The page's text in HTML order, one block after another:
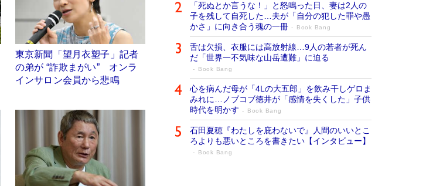
東京新聞「望月衣塑子」記者
の弟が “詐欺まがい” オンラ
インサロン会員から悲鳴
「死ぬとか言うな！」と怒鳴った日、妻は2人の
子を残して自死した…夫が「自分の犯した罪や愚
かさ」に向き合う魂の一冊
Book Bang
舌は欠損、衣服には高放射線…9人の若者が死ん
だ「世界一不気味な山岳遭難」に迫る
Book Bang
心を病んだ母が「4Lの大五郎」を飲み干しゲロま
みれに…ノブコブ徳井が「感情を失くした」子供
時代を明かす
Book Bang
石田夏穂『わたしを庇わないで』人間のいいとこ
ろよりも悪いところを書きたい【インタビュー】
Book Bang